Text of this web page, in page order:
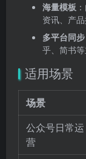
海量模板
资讯、产
多平台同步
乎、简书
适用场景
场景
公众号日常运
营